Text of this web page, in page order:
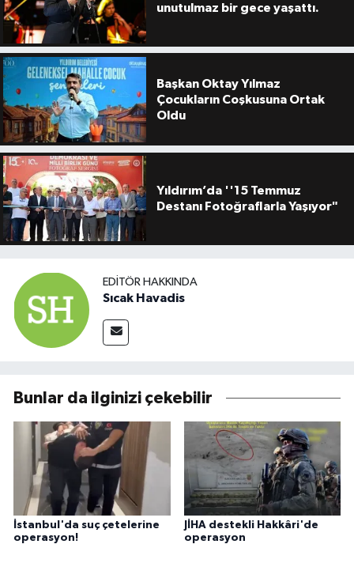
unutulmaz bir gece yaşattı.
Başkan Oktay Yılmaz
Çocukların Coşkusuna Ortak
Oldu
Yıldırım’da ''15 Temmuz
Destanı Fotoğraflarla Yaşıyor"
EDITÖR HAKKINDA
Sıcak Havadis
Bunlar da ilginizi çekebilir
İstanbul'da suç çetelerine
operasyon!
JİHA destekli Hakkâri'de
operasyon